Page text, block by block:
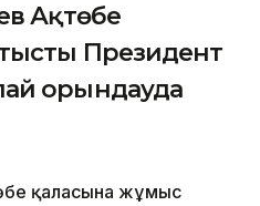
Ақтөбе
Президент
орындауда
қаласына жұмыс